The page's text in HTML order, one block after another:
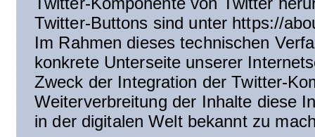
Twitter-Buttons sind unter https://
Im Rahmen dieses technischen
konkrete Unterseite unserer
Zweck der Integration der Twitter-
Weiterverbreitung der Inhalte diese
in der digitalen Welt bekannt zu